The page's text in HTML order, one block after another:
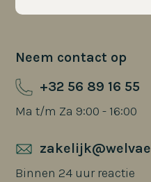
Neem contact op
+32 56 89 16 55
Ma t/m Za 9:00 - 16:00
Binnen 24 uur reactie